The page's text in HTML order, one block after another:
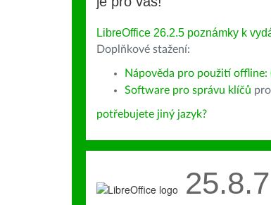
LibreOffice 26.2.5 poznámky k
Doplňkové stažení:
Nápověda pro použití offline:
Software pro správu klíčů
potřebujete jiný jazyk?
25.8.7